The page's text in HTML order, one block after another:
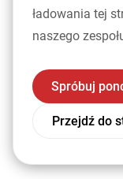
ładowania tej
naszego
Spróbuj
Przejdź do